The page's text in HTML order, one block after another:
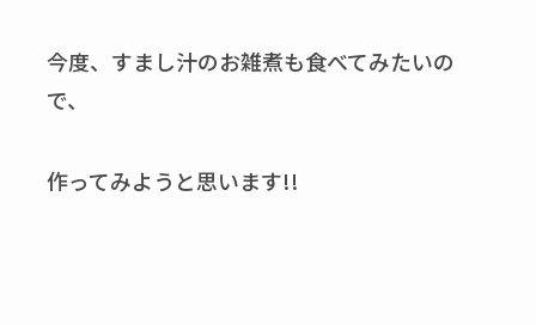
今度、すまし汁のお雑煮も食べてみたいの
で、
作ってみようと思います!!